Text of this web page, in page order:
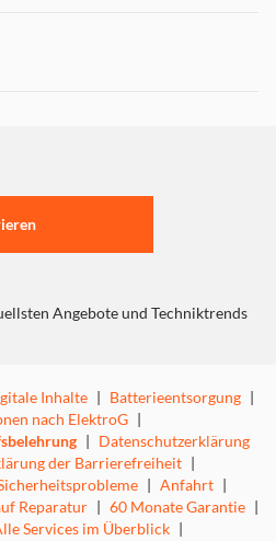
Angebote und Techniktrends
Inhalte | Batterieentsorgung |
nach ElektroG |
| Datenschutzerklärung
der Barrierefreiheit |
| Anfahrt |
Reparatur | 60 Monate Garantie |
Services im Überblick |